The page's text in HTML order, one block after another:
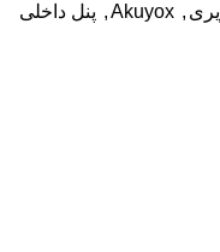
,
Akuyox
, پنل داخلی